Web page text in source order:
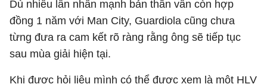
Dù nhiều lần nhấn mạnh bản thân vẫn còn hợp
đồng 1 năm với Man City, Guardiola cũng chưa
từng đưa ra cam kết rõ ràng rằng ông sẽ tiếp tục
sau mùa giải hiện tại.
Khi được hỏi liệu mình có thể được xem là một HLV